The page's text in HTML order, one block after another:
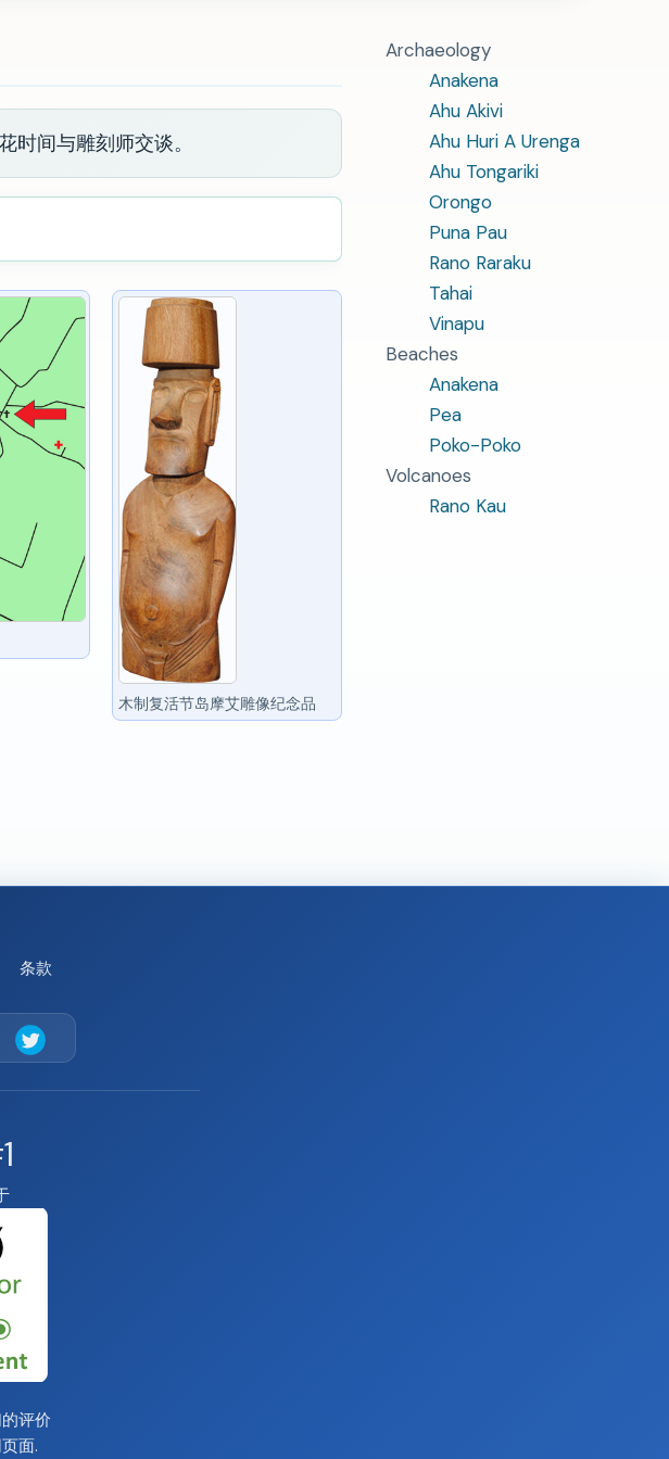
Archaeology
Anakena
Ahu Akivi
Ahu Huri A Urenga
Ahu Tongariki
Orongo
Puna Pau
Rano Raraku
Tahai
Vinapu
Beaches
Anakena
Pea
Poko-Poko
Volcanoes
Rano Kau
间与雕刻师交谈。
木制复活节岛摩艾雕像纪念品
条款
评价
面.